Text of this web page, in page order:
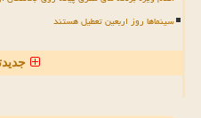
سینماها روز اربعین تعطیل هستند